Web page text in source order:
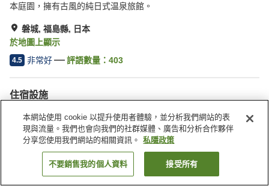
本庭園，擁有古風的純日式温泉旅館。
磐城, 福島縣, 日本
於地圖上顯示
4.5 非常好 評語數量： 403
住宿設施
停車場
水療/美容院
咖啡廳
自動販賣機
找客房
本網站使用 cookie 以提升使用者體驗，並分析我們網站的表
現與流量。我們也會向我們的社群媒體、廣告和分析合作夥伴
分享您使用我們網站的相關資訊。
私隱政策
不要銷售我的個人資料 接受所有